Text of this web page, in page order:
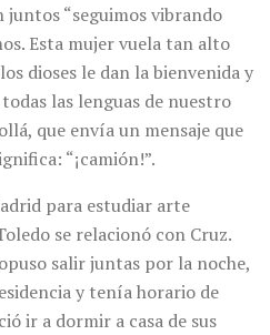
juntos “seguimos vibrando
Esta mujer vuela tan alto
dioses le dan la bienvenida y
las lenguas de nuestro
que envía un mensaje que
“¡camión!”.
para estudiar arte
se relacionó con Cruz.
salir juntas por la noche,
y tenía horario de
ir a dormir a casa de sus